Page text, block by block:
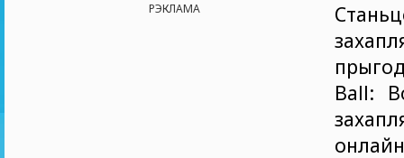
РЭКЛАМА
Ball: